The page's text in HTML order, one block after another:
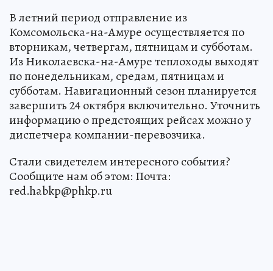
В летний период отправление из
Комсомольска-на-Амуре осуществляется по
вторникам, четвергам, пятницам и субботам.
Из Николаевска-на-Амуре теплоходы выходят
по понедельникам, средам, пятницам и
субботам. Навигационный сезон планируется
завершить 24 октября включительно. Уточнить
информацию о предстоящих рейсах можно у
диспетчера компании-перевозчика.
Стали свидетелем интересного события?
Сообщите нам об этом: Почта:
red.habkp@phkp.ru